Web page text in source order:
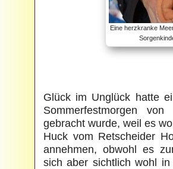
Eine herzkranke
Glück im Unglück hatte
Sommerfestmorgen
gebracht wurde, weil es
Huck vom Retscheider
annehmen, obwohl es
sich aber sichtlich wohl